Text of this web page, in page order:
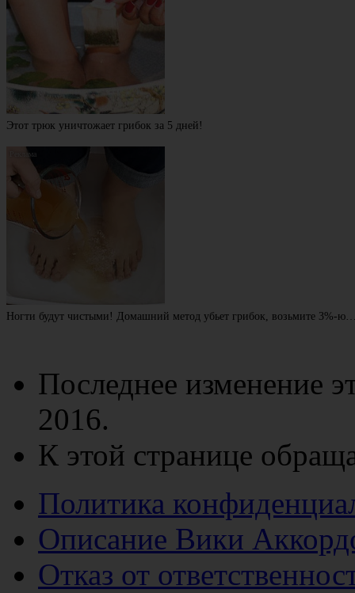
Этот трюк уничтожает грибок за 5 дней!
Ногти будут чистыми! Домашний метод убьет грибок, возьмите 3%-
Последнее изменение
2016.
К этой странице
Политика
Описание Вики
Отказ от